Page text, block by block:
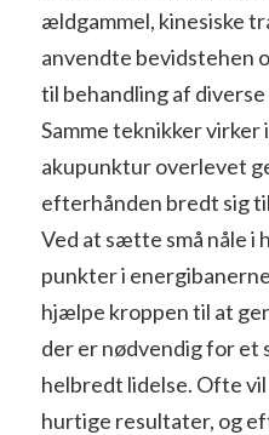
ældgammel, kinesiske
anvendte bevidstehen
til behandling af
Samme teknikker virker
akupunktur overlevet
efterhånden bredt sig
Ved at sætte små nåle i
punkter i
hjælpe kroppen til at
der er nødvendig for et
helbredt lidelse. Ofte
hurtige resultater, og